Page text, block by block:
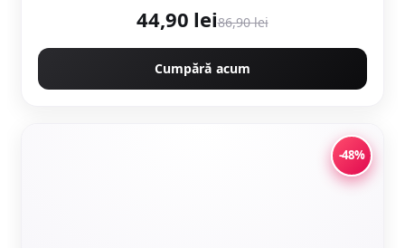
44,90 lei86,90 lei
Cumpără acum
-48%